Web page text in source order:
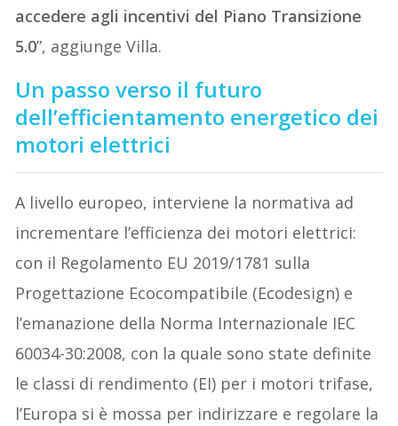
accedere agli incentivi del Piano Transizione
5.0”, aggiunge Villa.
Un passo verso il futuro
dell’efficientamento energetico dei
motori elettrici
A livello europeo, interviene la normativa ad
incrementare l’efficienza dei motori elettrici:
con il Regolamento EU 2019/1781 sulla
Progettazione Ecocompatibile (Ecodesign) e
l’emanazione della Norma Internazionale IEC
60034-30:2008, con la quale sono state definite
le classi di rendimento (EI) per i motori trifase,
l’Europa si è mossa per indirizzare e regolare la